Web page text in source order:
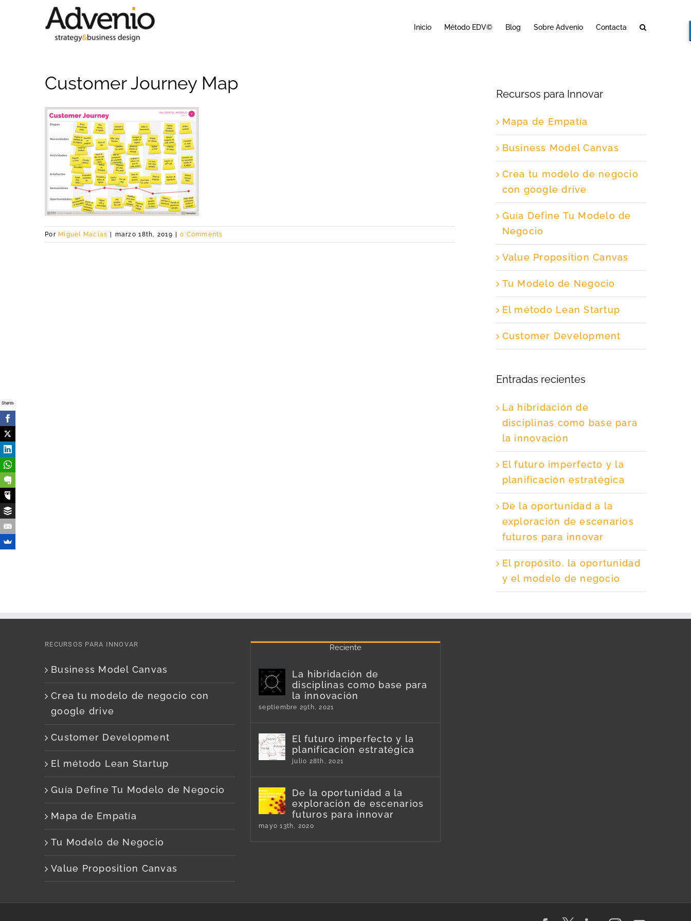
Inicio Método EDV© Blog Sobre Advenio Contacta
Customer Journey Map
Por Miguel Macías marzo 18th, 2019 0 Comments
Recursos para Innovar
Mapa de Empatía
Business Model Canvas
Crea tu modelo de negocio
con google drive
Guía Define Tu Modelo de
Negocio
Value Proposition Canvas
Tu Modelo de Negocio
El método Lean Startup
Customer Development
Entradas recientes
La hibridación de
disciplinas como base para
la innovación
El futuro imperfecto y la
planificación estratégica
De la oportunidad a la
exploración de escenarios
futuros para innovar
El propósito, la oportunidad
y el modelo de negocio
RECURSOS PARA INNOVAR
Business Model Canvas
Crea tu modelo de negocio con
google drive
Customer Development
El método Lean Startup
Guía Define Tu Modelo de Negocio
Mapa de Empatía
Tu Modelo de Negocio
Value Proposition Canvas
Reciente
La hibridación de
disciplinas como base para
la innovación
septiembre 29th, 2021
El futuro imperfecto y la
planificación estratégica
julio 28th, 2021
De la oportunidad a la
exploración de escenarios
futuros para innovar
mayo 13th, 2020
Shares